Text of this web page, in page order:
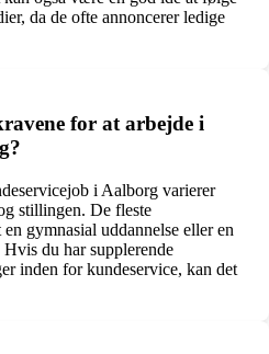
da de ofte annoncerer ledige
for at arbejde i
i Aalborg varierer
stillingen. De fleste
gymnasial uddannelse eller en
du har supplerende
inden for kundeservice, kan det